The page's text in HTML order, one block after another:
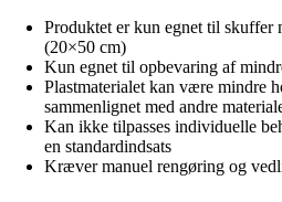
Produktet er kun egnet til skuffer
(20×50 cm)
Kun egnet til opbevaring af
Plastmaterialet kan være mindre
sammenlignet med andre
Kan ikke tilpasses individuelle
en standardindsats
Kræver manuel rengøring og